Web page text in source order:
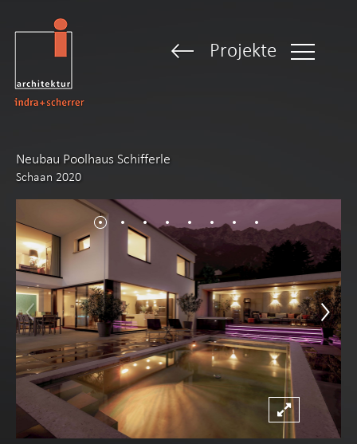
Projekte
Neubau Poolhaus Schifferle
Schaan 2020